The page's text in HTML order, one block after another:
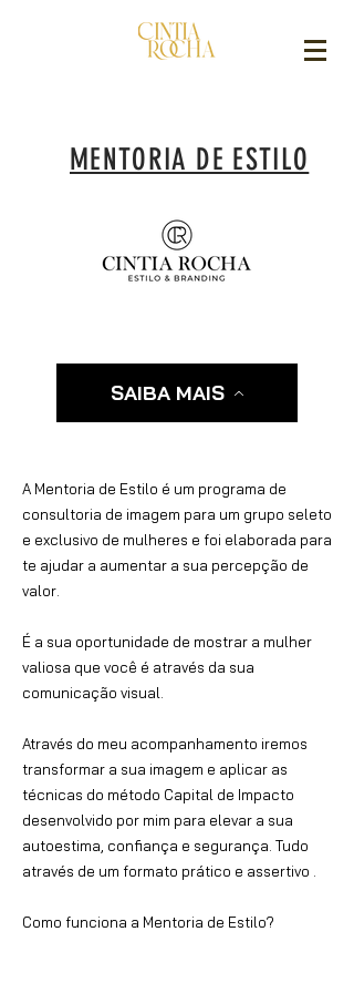
MENTORIA DE ESTILO
SAIBA MAIS
A Mentoria de Estilo é um programa de
consultoria de imagem para um grupo seleto
e exclusivo de mulheres e foi elaborada para
te ajudar a aumentar a sua percepção de
valor.
É a sua oportunidade de mostrar a mulher
valiosa que você é através da sua
comunicação visual.
Através do meu acompanhamento iremos
transformar a sua imagem e aplicar as
técnicas do método Capital de Impacto
desenvolvido por mim para elevar a sua
autoestima, confiança e segurança. Tudo
através de um formato prático e assertivo .
Como funciona a Mentoria de Estilo?